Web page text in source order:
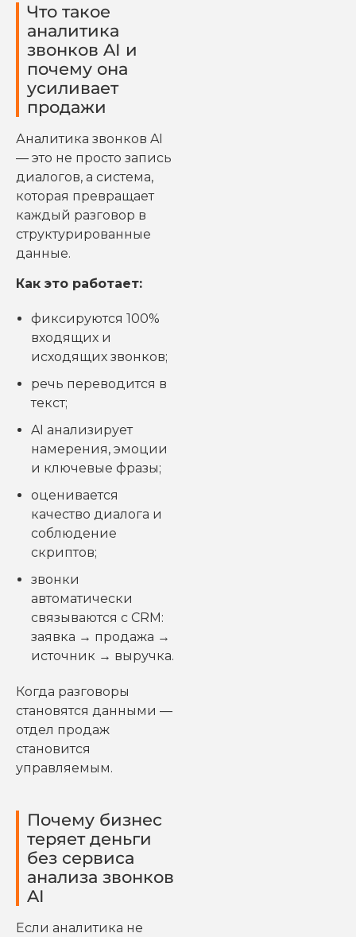
Что такое
аналитика
звонков AI и
почему она
усиливает
продажи
Аналитика звонков AI
— это не просто запись
диалогов, а система,
которая превращает
каждый разговор в
структурированные
данные.
Как это работает:
фиксируются 100%
входящих и
исходящих звонков;
речь переводится в
текст;
AI анализирует
намерения, эмоции
и ключевые фразы;
оценивается
качество диалога и
соблюдение
скриптов;
звонки
автоматически
связываются с CRM:
заявка → продажа →
источник → выручка.
Когда разговоры
становятся данными —
отдел продаж
становится
управляемым.
Почему бизнес
теряет деньги
без сервиса
анализа звонков
AI
Если аналитика не